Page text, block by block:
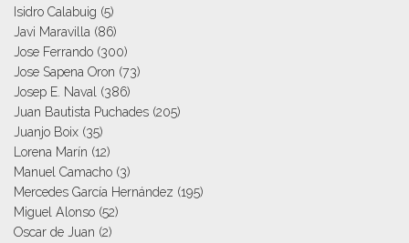
Isidro Calabuig (5)
Javi Maravilla (86)
Jose Ferrando (300)
Jose Sapena Oron (73)
Josep E. Naval
(386)
Juan Bautista Puchades (205)
Juanjo Boix (35)
Lorena Marín (12)
Manuel Camacho (3)
Mercedes García Hernández (195)
Miguel Alonso (52)
Oscar de Juan (2)